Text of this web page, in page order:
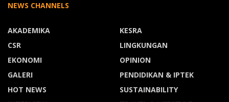
NEWS CHANNELS
AKADEMIKA
CSR
EKONOMI
GALERI
HOT NEWS
KESRA
LINGKUNGAN
OPINION
PENDIDIKAN & IPTEK
SUSTAINABILITY